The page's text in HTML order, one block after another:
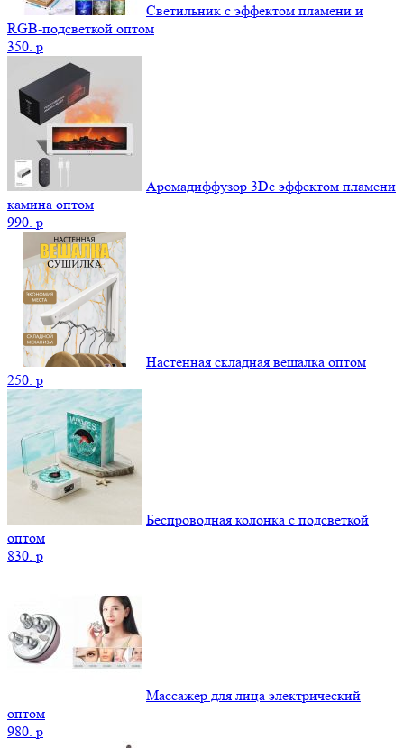
Светильник с эффектом пламени и
RGB-подсветкой оптом
350. p
Аромадиффузор 3Dс эффектом пламени
камина оптом
990. p
Настенная складная вешалка оптом
250. p
Беспроводная колонка с подсветкой
оптом
830. p
Массажер для лица электрический
оптом
980. p